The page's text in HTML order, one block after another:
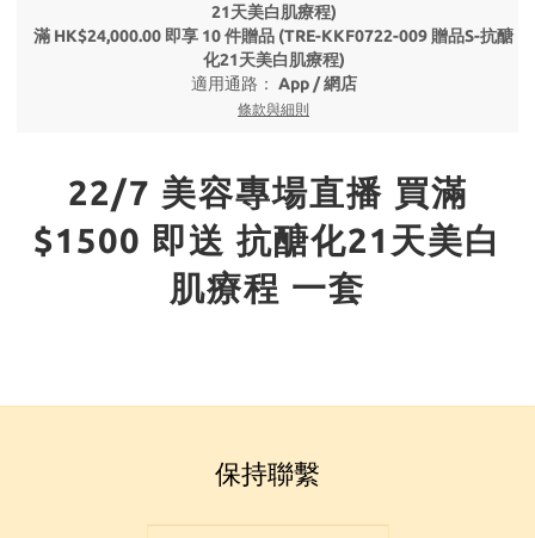
21天美白肌療程)
滿 HK$24,000.00 即享 10 件贈品 (TRE-KKF0722-009 贈品S-抗醣
化21天美白肌療程)
適用通路： App / 網店
條款與細則
22/7 美容專場直播 買滿
$1500 即送 抗醣化21天美白
肌療程 一套
保持聯繫